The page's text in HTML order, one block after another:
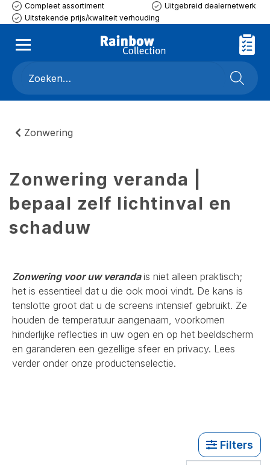
Compleet assortiment
Uitgebreid dealernetwerk
Uitstekende prijs/kwaliteit verhouding
Zonwering
Zonwering veranda |
bepaal zelf lichtinval en
schaduw
Zonwering voor uw verandais niet alleen praktisch;
het is essentieel dat u die ook mooi vindt. De kans is
tenslotte groot dat u de screens intensief gebruikt. Ze
houden de temperatuur aangenaam, voorkomen
hinderlijke reflecties in uw ogen en op het beeldscherm
en garanderen een gezellige sfeer en privacy. Lees
verder onder onze productenselectie.
Filters